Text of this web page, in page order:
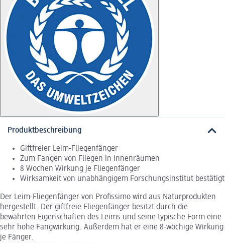
Produktbeschreibung
Giftfreier Leim-Fliegenfänger
Zum Fangen von Fliegen in Innenräumen
8 Wochen Wirkung je Fliegenfänger
Wirksamkeit von unabhängigem Forschungsinstitut bestätigt
Der Leim-Fliegenfänger von Profissimo wird aus Naturprodukten
hergestellt. Der giftfreie Fliegenfänger besitzt durch die
bewährten Eigenschaften des Leims und seine typische Form eine
sehr hohe Fangwirkung. Außerdem hat er eine 8-wöchige Wirkung
je Fänger.